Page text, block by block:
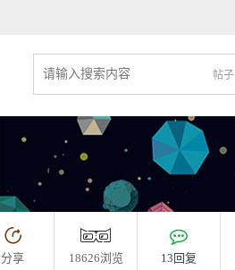
帖子
分享 18626浏览 13回复